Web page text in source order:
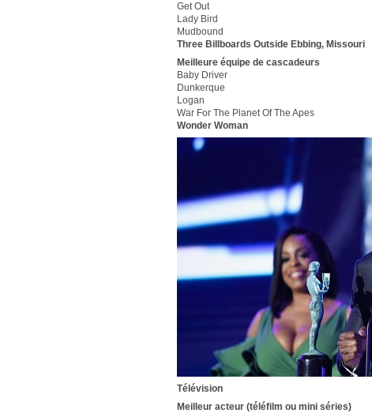
Get Out
Lady Bird
Mudbound
Three Billboards Outside Ebbing, Missouri
Meilleure équipe de cascadeurs
Baby Driver
Dunkerque
Logan
War For The Planet Of The Apes
Wonder Woman
Télévision
Meilleur acteur (téléfilm ou mini séries)